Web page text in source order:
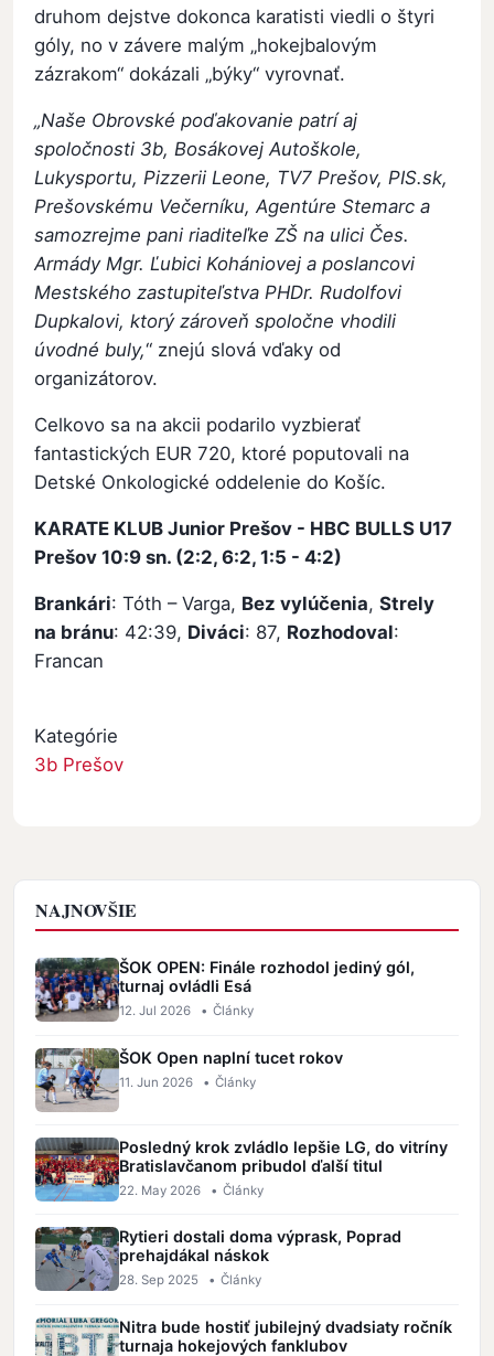
druhom dejstve dokonca karatisti viedli o štyri
góly, no v závere malým „hokejbalovým
zázrakom“ dokázali „býky“ vyrovnať.
„Naše Obrovské poďakovanie patrí aj
spoločnosti 3b, Bosákovej Autoškole,
Lukysportu, Pizzerii Leone, TV7 Prešov, PIS.sk,
Prešovskému Večerníku, Agentúre Stemarc a
samozrejme pani riaditeľke ZŠ na ulici Čes.
Armády Mgr. Ľubici Kohániovej a poslancovi
Mestského zastupiteľstva PHDr. Rudolfovi
Dupkalovi, ktorý zároveň spoločne vhodili
úvodné buly,“ znejú slová vďaky od
organizátorov.
Celkovo sa na akcii podarilo vyzbierať
fantastických EUR 720, ktoré poputovali na
Detské Onkologické oddelenie do Košíc.
KARATE KLUB Junior Prešov - HBC BULLS U17
Prešov 10:9 sn. (2:2, 6:2, 1:5 - 4:2)
Brankári: Tóth – Varga, Bez vylúčenia,Strely
na bránu: 42:39, Diváci: 87, Rozhodoval:
Francan
Kategórie
3b Prešov
NAJNOVŠIE
ŠOK OPEN: Finále rozhodol jediný gól,
turnaj ovládli Esá
12. Jul 2026 • Články
ŠOK Open naplní tucet rokov
11. Jun 2026 • Články
Posledný krok zvládlo lepšie LG, do vitríny
Bratislavčanom pribudol ďalší titul
22. May 2026 • Články
Rytieri dostali doma výprask, Poprad
prehajdákal náskok
28. Sep 2025 • Články
Nitra bude hostiť jubilejný dvadsiaty ročník
turnaja hokejových fanklubov